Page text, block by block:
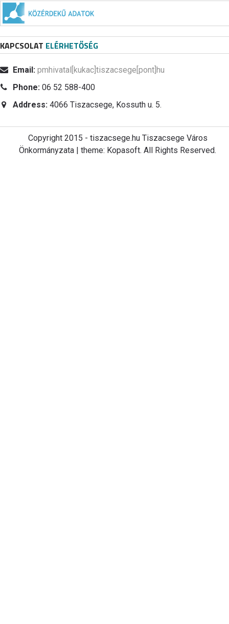
KAPCSOLAT ELÉRHETŐSÉG
Email: pmhivatal[kukac]tiszacsege[pont]hu
Phone: 06 52 588-400
Address: 4066 Tiszacsege, Kossuth u. 5.
Copyright 2015 - tiszacsege.hu Tiszacsege Város
Önkormányzata | theme: Kopasoft. All Rights Reserved.